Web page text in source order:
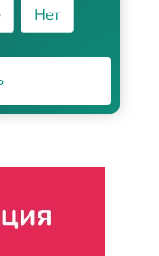
Нет